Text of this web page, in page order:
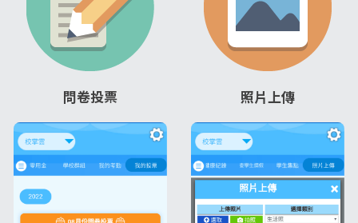
問卷投票 照片上傳